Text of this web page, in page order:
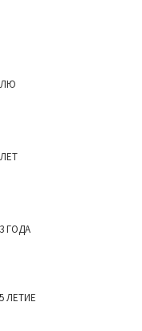
ГОДА
ЛЕТИЕ